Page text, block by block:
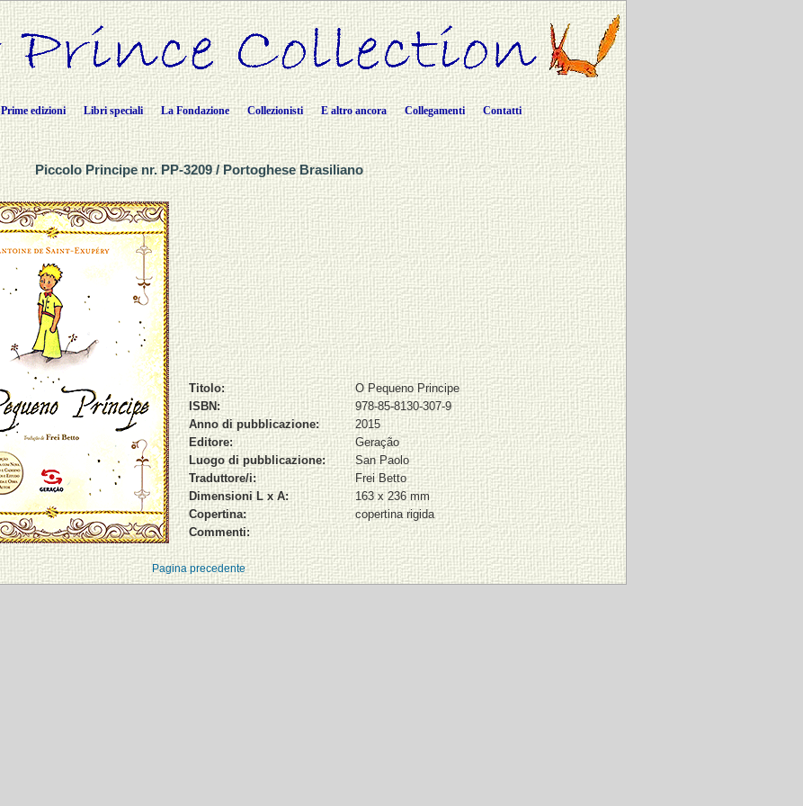
Prime edizioni Libri speciali La Fondazione Collezionisti E altro ancora Collegamenti Contatti
Piccolo Principe nr. PP-3209 / Portoghese Brasiliano
Titolo:
O Pequeno Principe
ISBN:
978-85-8130-307-9
Anno di pubblicazione:
2015
Editore:
Geração
Luogo di pubblicazione:
San Paolo
Traduttore/i:
Frei Betto
Dimensioni L x A:
163 x 236 mm
Copertina:
copertina rigida
Commenti:
Pagina precedente